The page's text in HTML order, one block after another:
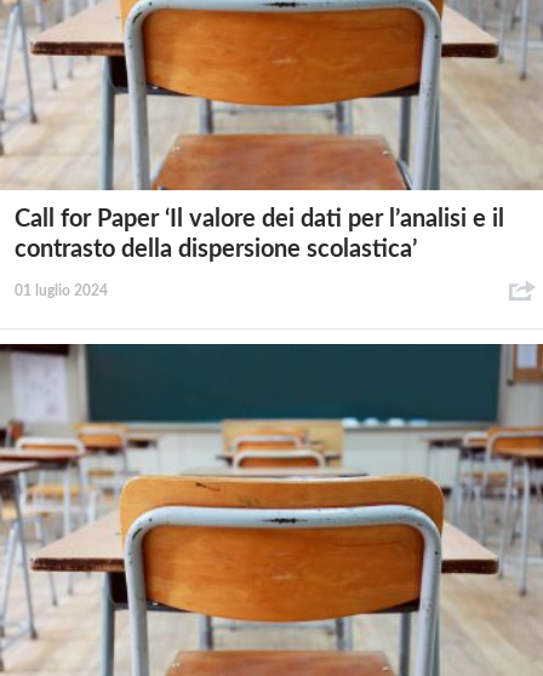
Call for Paper ‘Il valore dei dati per l’analisi e il
contrasto della dispersione scolastica’
01 luglio 2024